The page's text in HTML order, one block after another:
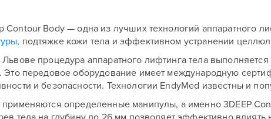
Contour Body — одна из лучших технологий аппаратного
, подтяжке кожи тела и эффективном устранении
процедура аппаратного лифтинга тела
Это передовое оборудование имеет международную
и безопасности. Технологии EndyMed известны и
определенные манипулы, а именно 3DEEP